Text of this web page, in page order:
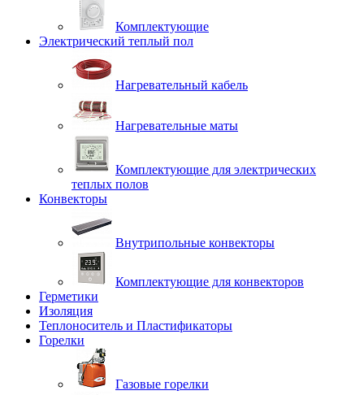
Комплектующие
Электрический теплый пол
Нагревательный кабель
Нагревательные маты
Комплектующие для электрических
теплых полов
Конвекторы
Внутрипольные конвекторы
Комплектующие для конвекторов
Герметики
Изоляция
Теплоноситель и Пластификаторы
Горелки
Газовые горелки